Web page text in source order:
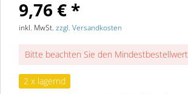
9,76 € *
inkl. MwSt. zzgl. Versandkosten
Bitte beachten Sie den
2 x lagernd